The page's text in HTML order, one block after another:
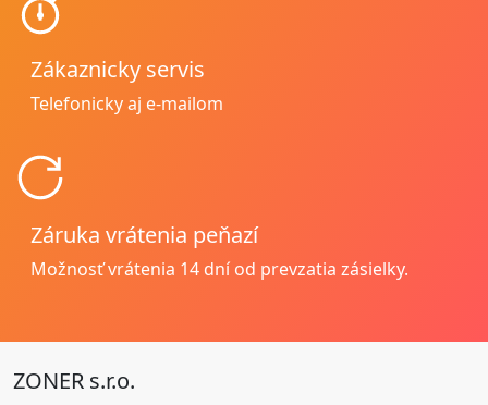
Zákaznicky servis
Telefonicky aj e-mailom
Záruka vrátenia peňazí
Možnosť vrátenia 14 dní od prevzatia zásielky.
ZONER s.r.o.